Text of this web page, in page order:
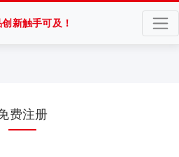
新触手可及！
费注册